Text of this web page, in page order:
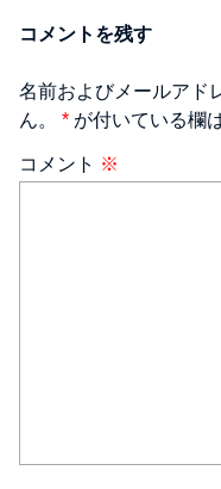
コメントを残す
名前およびメールアド
ん。 * が付いている欄
コメント ※